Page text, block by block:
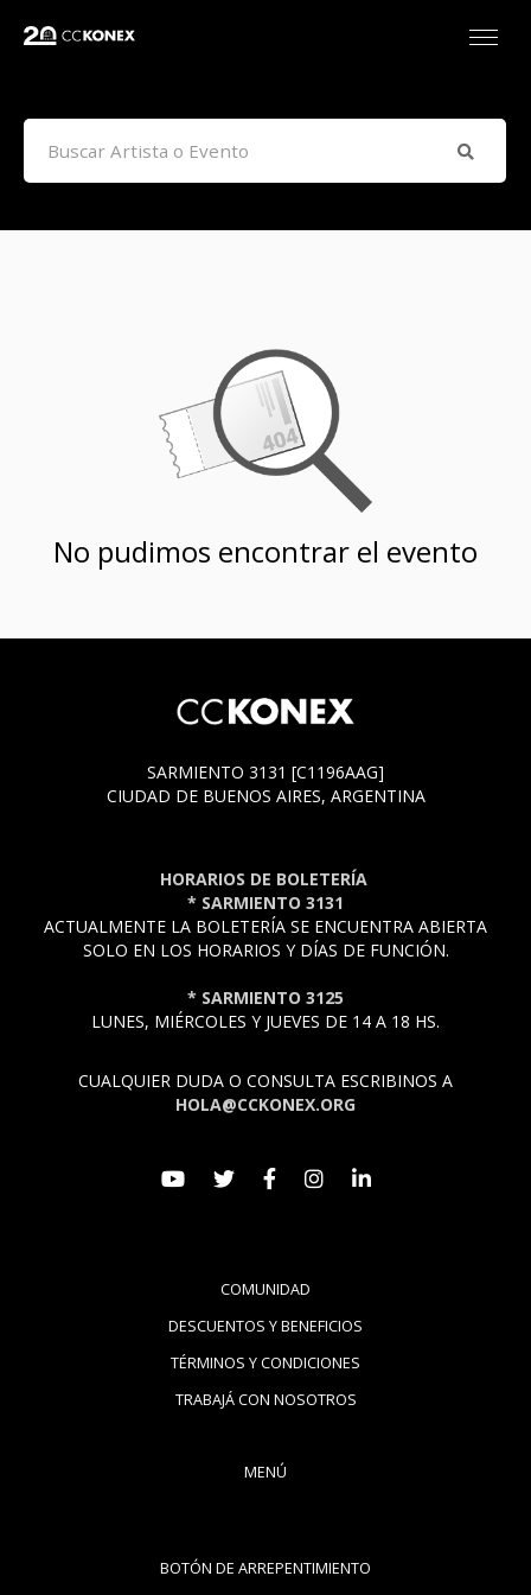
No pudimos encontrar el evento
SARMIENTO 3131 [C1196AAG]
CIUDAD DE BUENOS AIRES, ARGENTINA
HORARIOS DE BOLETERÍA
* SARMIENTO 3131
ACTUALMENTE LA BOLETERÍA SE ENCUENTRA ABIERTA
SOLO EN LOS HORARIOS Y DÍAS DE FUNCIÓN.
* SARMIENTO 3125
LUNES, MIÉRCOLES Y JUEVES DE 14 A 18 HS.
CUALQUIER DUDA O CONSULTA ESCRIBINOS A
HOLA@CCKONEX.ORG
COMUNIDAD
DESCUENTOS Y BENEFICIOS
TÉRMINOS Y CONDICIONES
TRABAJÁ CON NOSOTROS
MENÚ
BOTÓN DE ARREPENTIMIENTO